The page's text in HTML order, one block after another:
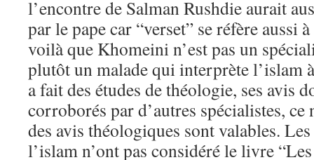
l’encontre de Salman Rushdie aurait
par le pape car “verset” se réfère aussi
voilà que Khomeini n’est pas un
plutôt un malade qui interprète l’islam
a fait des études de théologie, ses avis
corroborés par d’autres spécialistes, ce
des avis théologiques sont valables.
l’islam n’ont pas considéré le livre